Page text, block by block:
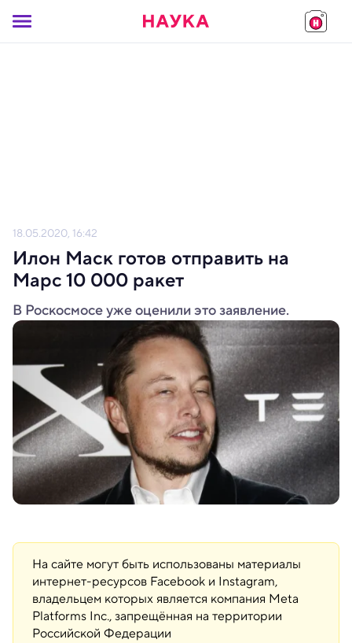
18.05.2020, 16:42
Илон Маск готов отправить на
Марс 10 000 ракет
В Роскосмосе уже оценили это заявление.
На сайте могут быть использованы материалы
интернет-ресурсов Facebook и Instagram,
владельцем которых является компания Meta
Platforms Inc., запрещённая на территории
Российской Федерации